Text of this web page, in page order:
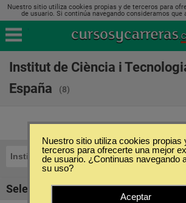
Nuestro sitio utiliza cookies propias y de terceros para
de usuario. Si continúa navegando consideramos que
Institut de Ciència i
España
(8)
Institut de Ciència i Tecnologia
Seleccione la categoría
Nuestro sitio utiliza cookies propias
terceros para ofrecerte una mejor
de usuario. ¿Continuas navegando
su uso?
Aceptar